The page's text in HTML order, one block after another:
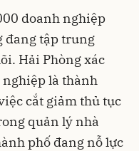
doanh nghiệp
đang tập trung
Hải Phòng xác
là thành
cắt giảm thủ tục
quản lý nhà
phố đang nỗ lực